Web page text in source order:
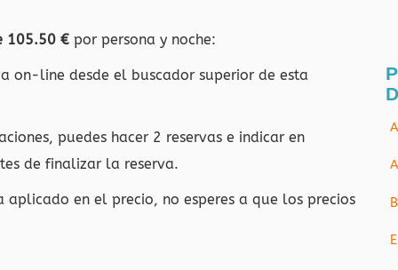
105.50 € por persona y noche:
on-line desde el buscador superior de esta
puedes hacer 2 reservas e indicar en
de finalizar la reserva.
en el precio, no esperes a que los precios